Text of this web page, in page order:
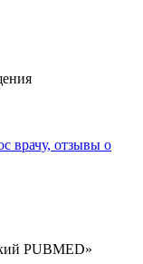
врачу, отзывы о
PUBMED»